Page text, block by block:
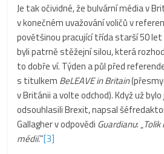
Je tak očividné, že bulvární média v
v konečném uvažování voličů v
povětšinou pracující třída starší 50 let
byli patrně stěžejní silou, která
to dobře ví. Týden a půl před
s titulkem BeLEAVE in Britain
v Británii a volte odchod). Když už
odsouhlasili Brexit, napsal
Gallagher v odpovědi Guardianu: „
médií.“[3]